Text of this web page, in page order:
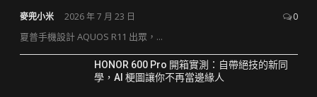
麥兜小米 2026 年 7 月 23 日 0
夏普手機設計 AQUOS R11 出眾，...
HONOR 600 Pro 開箱實測：自帶絕技的新同
學，AI 梗圖讓你不再當邊緣人